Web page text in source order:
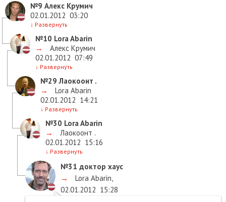
№9 Алекс Крумич
02.01.2012 03:20
↓ Развернуть
№10 Lora Abarin
→
Алекс Крумич
02.01.2012 07:49
↓ Развернуть
№29 Лаокоонт .
→
Lora Abarin
02.01.2012 14:21
↓ Развернуть
№30 Lora Abarin
→
Лаокоонт .
02.01.2012 15:16
↓ Развернуть
№31 доктор хаус
→
Lora Abarin
02.01.2012 15:28